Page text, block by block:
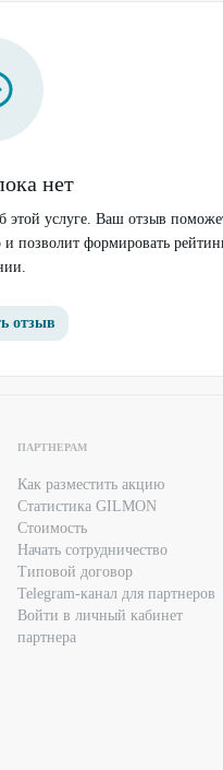
нет
этой услуге. Ваш отзыв
и позволит формировать
отзыв
ПАРТНЕРАМ
Как разместить акцию
Статистика GILMON
Стоимость
Начать сотрудничество
Типовой договор
Telegram-канал для партнеров
Войти в личный кабинет
партнера